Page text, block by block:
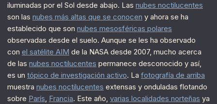
iluminadas por el Sol desde abajo. Las nubes noctilucentes
son las nubes más altas que se conocen y ahora se ha
establecido que son nubes mesosféricas polares
observadas desde el suelo. Aunque se les ha observado
con el satélite AIM de la NASA desde 2007, mucho acerca
de las nubes noctilucentes permanece desconocido y así,
es un tópico de investigación activo. La fotografía de arriba
muestra nubes noctilucentes extensas y onduladas flotando
sobre París, Francia. Este año, varias localidades norteñas ya